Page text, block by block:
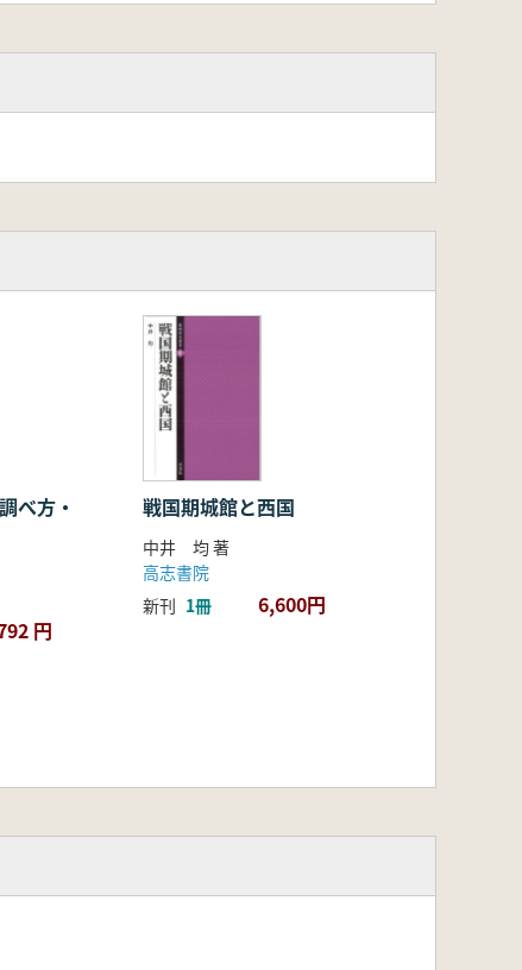
円
戦国期城館と西国
中井 均 著
高志書院
新刊 1冊 6,600円